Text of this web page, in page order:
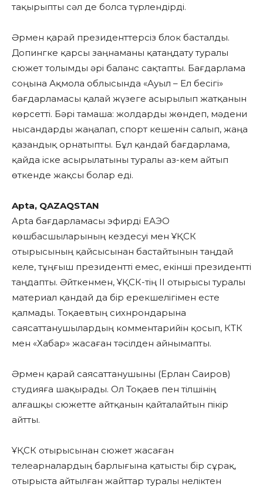
тақырыпты сәл де болса түрлендірді.
Әрмен қарай президенттерсіз блок басталды.
Допингке қарсы заңнаманы қатаңдату туралы
сюжет толымды әрі баланс сақтапты. Бағдарлама
соңына Ақмола облысында «Ауыл – Ел бесігі»
бағдарламасы қалай жүзеге асырылып жатқанын
көрсетті. Бәрі тамаша: жолдарды жөндеп, мәдени
нысандарды жаңалап, спорт кешенін салып, жаңа
қазандық орнатыпты. Бұл қандай бағдарлама,
қайда іске асырылатыны туралы аз-кем айтып
өткенде жақсы болар еді.
Apta, QAZAQSTAN
Apta бағдарламасы эфирді ЕАЭО
көшбасшыларының кездесуі мен ҰҚСК
отырысының қайсысынан бастайтынын таңдай
келе, тұңғыш президентті емес, екінші президентті
таңдапты. Әйткенмен, ҰҚСК-тің II отырысы туралы
материал қандай да бір ерекшелігімен есте
қалмады. Тоқаевтың сихнрондарына
саясаттанушылардың комментарийін қосып, КТК
мен «Хабар» жасаған тәсілден айнымапты.
Әрмен қарай саясаттанушыны (Ерлан Саиров)
студияға шақырады. Ол Тоқаев пен тілшінің
алғашқы сюжетте айтқанын қайталайтын пікір
айтты.
ҰҚСК отырысынан сюжет жасаған
телеарналардың барлығына қатысты бір сұрақ,
отырыста айтылған жайттар туралы неліктен